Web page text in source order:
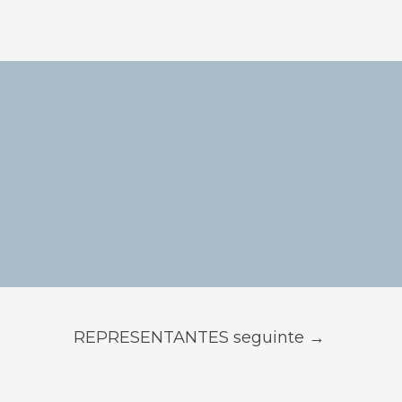
REPRESENTANTES seguinte →